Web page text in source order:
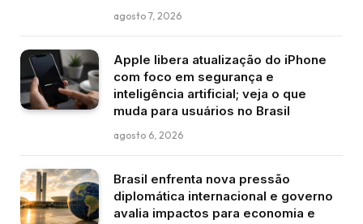
agosto 7, 2026
Apple libera atualização do iPhone
com foco em segurança e
inteligência artificial; veja o que
muda para usuários no Brasil
agosto 6, 2026
Brasil enfrenta nova pressão
diplomática internacional e governo
avalia impactos para economia e